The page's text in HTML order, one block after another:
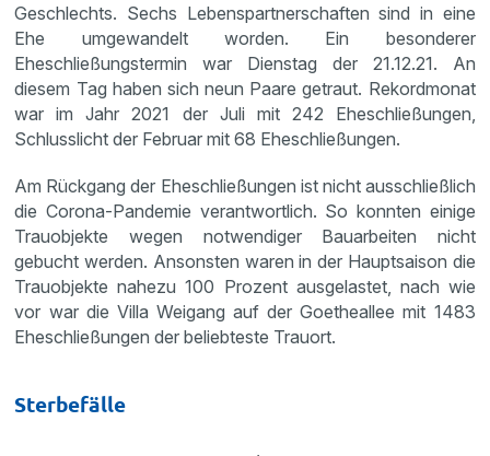
Geschlechts. Sechs Lebenspartnerschaften sind in eine
Ehe umgewandelt worden. Ein besonderer
Eheschließungstermin war Dienstag der 21.12.21. An
diesem Tag haben sich neun Paare getraut. Rekordmonat
war im Jahr 2021 der Juli mit 242 Eheschließungen,
Schlusslicht der Februar mit 68 Eheschließungen.
Am Rückgang der Eheschließungen ist nicht ausschließlich
die Corona-Pandemie verantwortlich. So konnten einige
Trauobjekte wegen notwendiger Bauarbeiten nicht
gebucht werden. Ansonsten waren in der Hauptsaison die
Trauobjekte nahezu 100 Prozent ausgelastet, nach wie
vor war die Villa Weigang auf der Goetheallee mit 1483
Eheschließungen der beliebteste Trauort.
Sterbefälle